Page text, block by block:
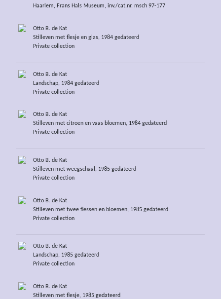
Haarlem, Frans Hals Museum, inv./cat.nr. msch 97-177
Otto B. de Kat
Stilleven met flesje en glas, 1984 gedateerd
Private collection
Otto B. de Kat
Landschap, 1984 gedateerd
Private collection
Otto B. de Kat
Stilleven met citroen en vaas bloemen, 1984 gedateerd
Private collection
Otto B. de Kat
Stilleven met weegschaal, 1985 gedateerd
Private collection
Otto B. de Kat
Stilleven met twee flessen en bloemen, 1985 gedateerd
Private collection
Otto B. de Kat
Landschap, 1985 gedateerd
Private collection
Otto B. de Kat
Stilleven met flesje, 1985 gedateerd